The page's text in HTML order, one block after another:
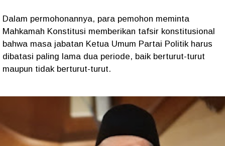
Dalam permohonannya, para pemohon meminta
Mahkamah Konstitusi memberikan tafsir konstitusional
bahwa masa jabatan Ketua Umum Partai Politik harus
dibatasi paling lama dua periode, baik berturut-turut
maupun tidak berturut-turut.